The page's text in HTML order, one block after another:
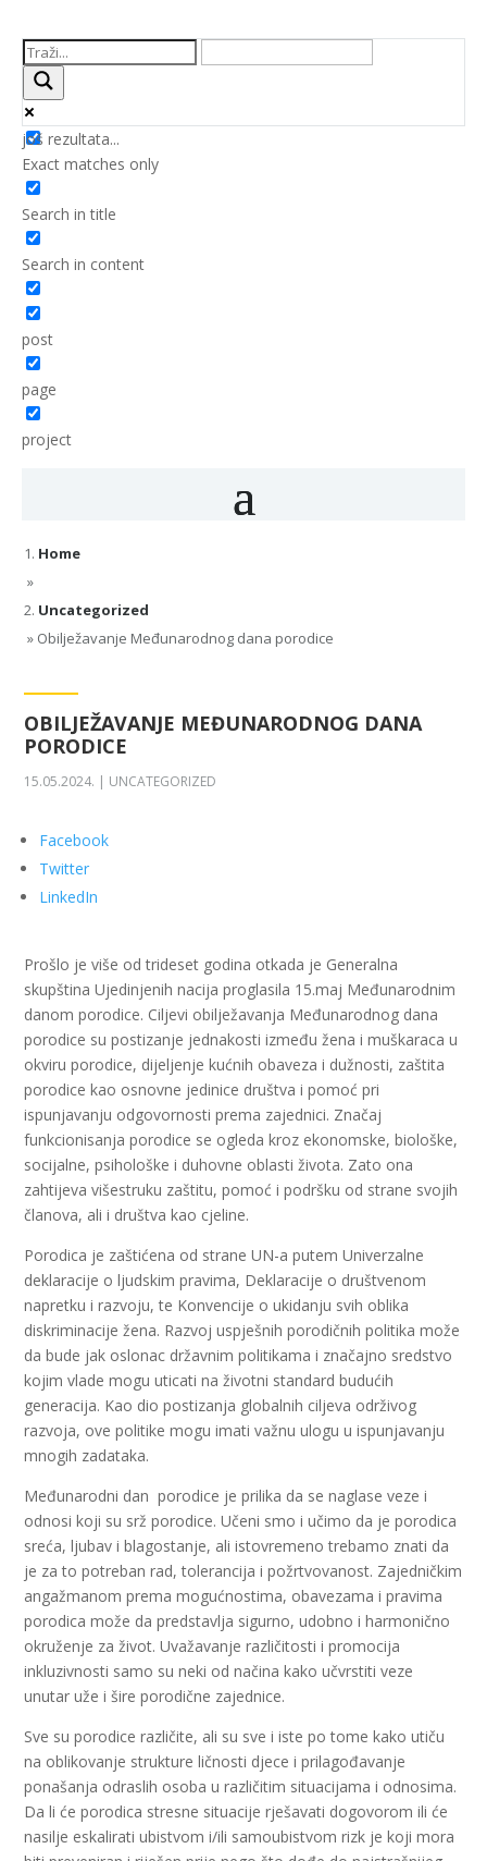
još rezultata...
Exact matches only
Search in title
Search in content
post
page
project
Home
»
Uncategorized
» Obilježavanje Međunarodnog dana porodice
OBILJEŽAVANJE MEĐUNARODNOG DANA
PORODICE
15.05.2024. | UNCATEGORIZED
Facebook
Twitter
LinkedIn
Prošlo je više od trideset godina otkada je Generalna
skupština Ujedinjenih nacija proglasila 15.maj Međunarodnim
danom porodice. Ciljevi obilježavanja Međunarodnog dana
porodice su postizanje jednakosti između žena i muškaraca u
okviru porodice, dijeljenje kućnih obaveza i dužnosti, zaštita
porodice kao osnovne jedinice društva i pomoć pri
ispunjavanju odgovornosti prema zajednici. Značaj
funkcionisanja porodice se ogleda kroz ekonomske, biološke,
socijalne, psihološke i duhovne oblasti života. Zato ona
zahtijeva višestruku zaštitu, pomoć i podršku od strane svojih
članova, ali i društva kao cjeline.
Porodica je zaštićena od strane UN-a putem Univerzalne
deklaracije o ljudskim pravima, Deklaracije o društvenom
napretku i razvoju, te Konvencije o ukidanju svih oblika
diskriminacije žena. Razvoj uspješnih porodičnih politika može
da bude jak oslonac državnim politikama i značajno sredstvo
kojim vlade mogu uticati na životni standard budućih
generacija. Kao dio postizanja globalnih ciljeva održivog
razvoja, ove politike mogu imati važnu ulogu u ispunjavanju
mnogih zadataka.
Međunarodni dan porodice je prilika da se naglase veze i
odnosi koji su srž porodice. Učeni smo i učimo da je porodica
sreća, ljubav i blagostanje, ali istovremeno trebamo znati da
je za to potreban rad, tolerancija i požrtvovanost. Zajedničkim
angažmanom prema mogućnostima, obavezama i pravima
porodica može da predstavlja sigurno, udobno i harmonično
okruženje za život. Uvažavanje različitosti i promocija
inkluzivnosti samo su neki od načina kako učvrstiti veze
unutar uže i šire porodične zajednice.
Sve su porodice različite, ali su sve i iste po tome kako utiču
na oblikovanje strukture ličnosti djece i prilagođavanje
ponašanja odraslih osoba u različitim situacijama i odnosima.
Da li će porodica stresne situacije rješavati dogovorom ili će
nasilje eskalirati ubistvom i/ili samoubistvom rizk je koji mora